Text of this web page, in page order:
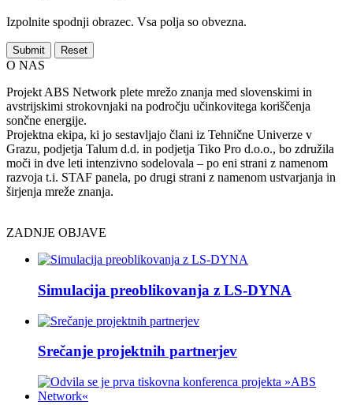
Izpolnite spodnji obrazec. Vsa polja so obvezna.
O NAS
Projekt ABS Network plete mrežo znanja med slovenskimi in
avstrijskimi strokovnjaki na področju učinkovitega koriščenja
sončne energije.
Projektna ekipa, ki jo sestavljajo člani iz Tehnične Univerze v
Grazu, podjetja Talum d.d. in podjetja Tiko Pro d.o.o., bo združila
moči in dve leti intenzivno sodelovala – po eni strani z namenom
razvoja t.i. STAF panela, po drugi strani z namenom ustvarjanja in
širjenja mreže znanja.
ZADNJE OBJAVE
Simulacija preoblikovanja z LS-DYNA
Srečanje projektnih partnerjev